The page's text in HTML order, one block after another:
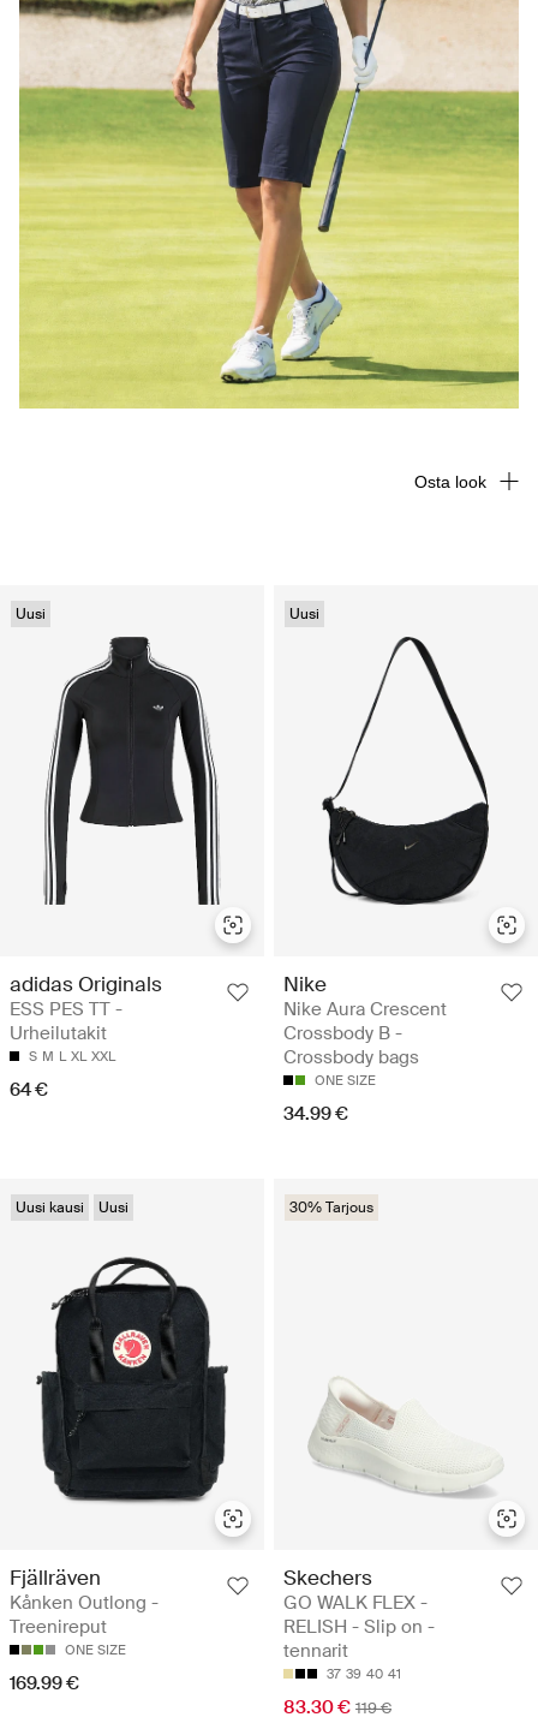
Uusi
adidas Originals
ESS PES TT -
Urheilutakit
S M L XL XXL
64 €
Uusi
Nike
Nike Aura Crescent
Crossbody B -
Crossbody bags
ONE SIZE
34.99 €
Uusi kausi Uusi
Fjällräven
Kånken Outlong -
Treenireput
ONE SIZE
169.99 €
30% Tarjous
Skechers
GO WALK FLEX -
RELISH - Slip on -
tennarit
37 39 40 41
83.30 € 119 €
Osta look